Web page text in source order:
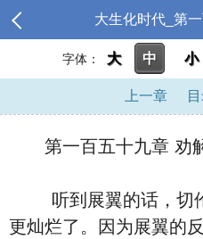
大生化时代_第
字体： 大 中 小
上一章
第一百五十九章 劝
听到展翼的话，切伦
更灿烂了。因为展翼的